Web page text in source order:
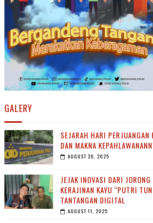
GALERY
SEJARAH HARI
DAN MAKNA
AUGUST 20, 2025
JEJAK INOVASI DARI
KERAJINAN KAYU “PUTRI
TANTANGAN DIGITAL
AUGUST 11, 2025